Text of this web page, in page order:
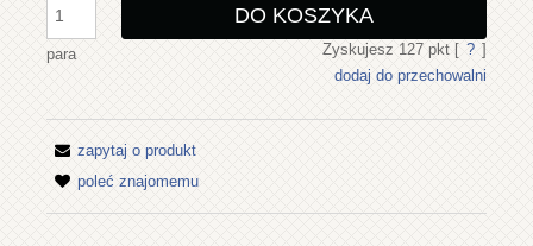
para
DO KOSZYKA
Zyskujesz 127pkt [ ? ]
dodaj do przechowalni
zapytaj o produkt
poleć znajomemu